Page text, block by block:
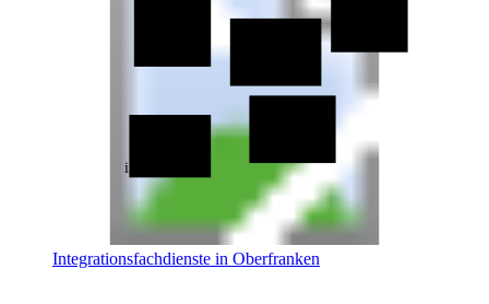
ifd Bamberg
Integrationsfachdienste in Oberfranken